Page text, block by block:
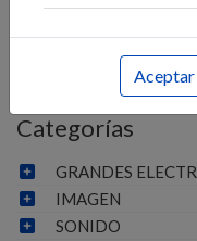
INICIO>PEQUEÑO
CUIDADO PERSONAL
Categorías
GRANDES
IMAGEN
SONIDO
Aceptar